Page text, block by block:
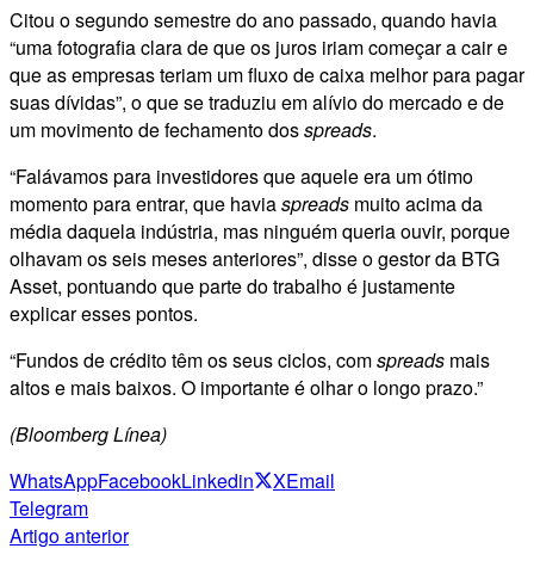
Citou o segundo semestre do ano passado, quando havia
“uma fotografia clara de que os juros iriam começar a cair e
que as empresas teriam um fluxo de caixa melhor para pagar
suas dívidas”, o que se traduziu em alívio do mercado e de
um movimento de fechamento dosspreads.
“Falávamos para investidores que aquele era um ótimo
momento para entrar, que haviaspreads muito acima da
média daquela indústria, mas ninguém queria ouvir, porque
olhavam os seis meses anteriores”, disse o gestor da BTG
Asset, pontuando que parte do trabalho é justamente
explicar esses pontos.
“Fundos de crédito têm os seus ciclos, comspreads mais
altos e mais baixos. O importante é olhar o longo prazo.”
(Bloomberg Línea)
WhatsAppFacebookLinkedin XEmail
Telegram
Artigo anterior